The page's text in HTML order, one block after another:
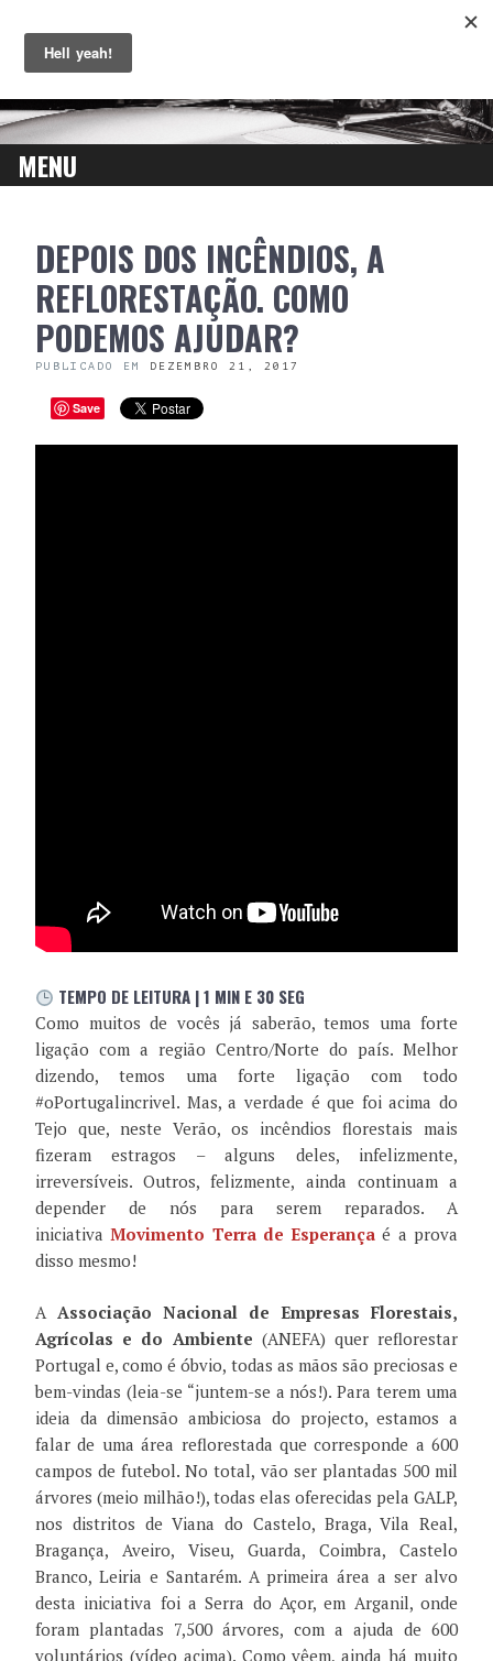
MENU
CONTENTDEPOIS DOS INCÊNDIOS, A
REFLORESTAÇÃO. COMO
PODEMOS AJUDAR?
PUBLICADO EM DEZEMBRO 21, 2017
Save
TEMPO DE LEITURA | 1 MIN E 30 SEG
Como muitos de vocês já saberão, temos uma forte
ligação com a região Centro/Norte do país. Melhor
dizendo, temos uma forte ligação com todo
#oPortugalincrivel. Mas, a verdade é que foi acima do
Tejo que, neste Verão, os incêndios florestais mais
fizeram estragos – alguns deles, infelizmente,
irreversíveis. Outros, felizmente, ainda continuam a
depender de nós para serem reparados. A
iniciativaMovimento Terra de Esperança é a prova
disso mesmo!
A Associação Nacional de Empresas Florestais,
Agrícolas e do Ambiente (ANEFA) quer reflorestar
Portugal e, como é óbvio, todas as mãos são preciosas e
bem-vindas (leia-se “juntem-se a nós!). Para terem uma
ideia da dimensão ambiciosa do projecto, estamos a
falar de uma área reflorestada que corresponde a 600
campos de futebol. No total, vão ser plantadas 500 mil
árvores (meio milhão!), todas elas oferecidas pela GALP,
nos distritos de Viana do Castelo, Braga, Vila Real,
Bragança, Aveiro, Viseu, Guarda, Coimbra, Castelo
Branco, Leiria e Santarém. A primeira área a ser alvo
desta iniciativa foi a Serra do Açor, em Arganil, onde
foram plantadas 7,500 árvores, com a ajuda de 600
voluntários (vídeo acima). Como vêem, ainda há muito